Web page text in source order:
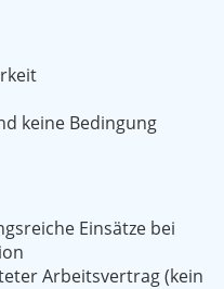
keine Bedingung
Einsätze bei
Arbeitsvertrag (kein